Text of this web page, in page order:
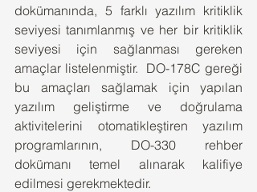
dokümanında, 5 farklı yazılım kritiklik
seviyesi tanımlanmış ve her bir kritiklik
seviyesi için sağlanması gereken
amaçlar listelenmiştir.  DO-178C gereği
bu amaçları sağlamak için yapılan
yazılım geliştirme ve doğrulama
aktivitelerini otomatikleştiren yazılım
programlarının, DO-330 rehber
dokümanı temel alınarak kalifiye
edilmesi gerekmektedir.